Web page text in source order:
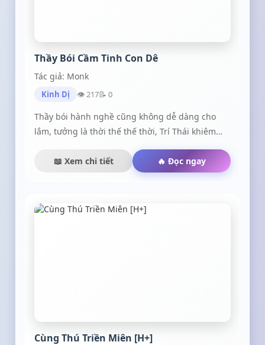
Thầy Bói Cầm Tinh Con Dê
Tác giả: Monk
Kinh Dị 👁 217📝 0
Thầy bói hành nghề cũng không dễ dàng cho
lắm, tưởng là thời thế thế thời, Trí Thái khiêm
ai đến xem, mà vì thường xuyên giở thói dê xồm
với khách, bị ăn đấm nhiều quá, đâm ra chẳng
📖 Xem chi tiết 🔥 Đọc ngay
Cùng Thú Triền Miên [H+]